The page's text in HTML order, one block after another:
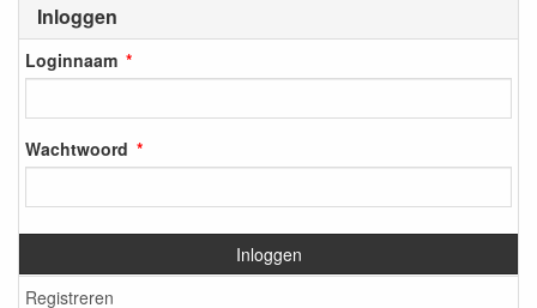
Inloggen
Loginnaam
Wachtwoord
Inloggen
Registreren